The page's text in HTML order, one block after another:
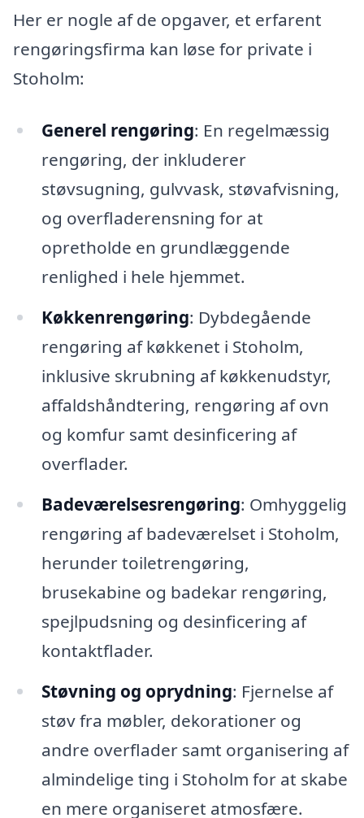
Her er nogle af de opgaver, et erfarent
rengøringsfirma kan løse for private i
Stoholm:
Generel rengøring: En regelmæssig
rengøring, der inkluderer
støvsugning, gulvvask, støvafvisning,
og overfladerensning for at
opretholde en grundlæggende
renlighed i hele hjemmet.
Køkkenrengøring: Dybdegående
rengøring af køkkenet i Stoholm,
inklusive skrubning af køkkenudstyr,
affaldshåndtering, rengøring af ovn
og komfur samt desinficering af
overflader.
Badeværelsesrengøring: Omhyggelig
rengøring af badeværelset i Stoholm,
herunder toiletrengøring,
brusekabine og badekar rengøring,
spejlpudsning og desinficering af
kontaktflader.
Støvning og oprydning: Fjernelse af
støv fra møbler, dekorationer og
andre overflader samt organisering af
almindelige ting i Stoholm for at skabe
en mere organiseret atmosfære.